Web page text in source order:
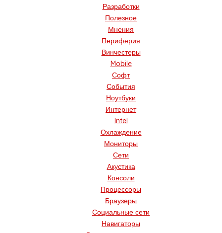
Разработки
Полезное
Мнения
Периферия
Винчестеры
Mobile
Софт
События
Ноутбуки
Интернет
Intel
Охлаждение
Мониторы
Сети
Акустика
Консоли
Процессоры
Браузеры
Социальные сети
Навигаторы